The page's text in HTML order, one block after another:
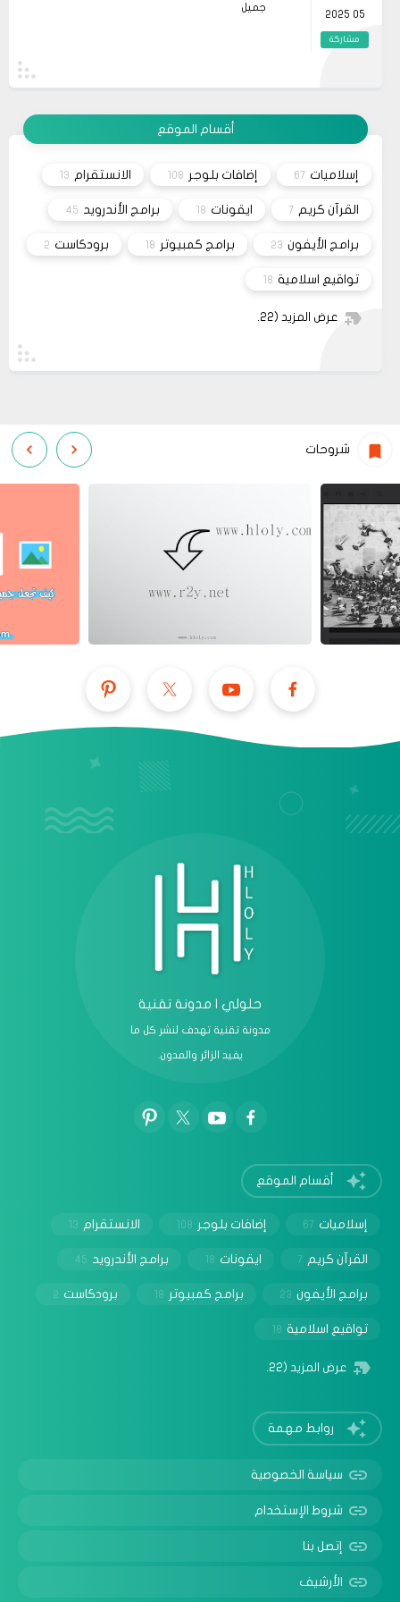
katkı sağlar hem de farklı bakış açıları
05 2025
مشاركة
جميل
مشاركة
ليس هناك أي موقع لشراء القالب مثل خمسات أو
كفيل..، كما أنه ليس هناك مكان للتواصل عبر الفيسبوك
أقسام الموقع
إسلاميات 67 إضافات بلوجر 108 الانستقرام 13
القرآن كريم 7 ايقونات 18 برامج الأندرويد 45
برامج الأيفون 23 برامج كمبيوتر 18 برودكاست 2
تواقيع اسلامية 18
عرض المزيد (22)
شروحات
حلولي | مدونة تقنية
مدونة تقنية تهدف لنشر كل ما
يفيد الزائر والمدون.
أقسام الموقع
إسلاميات 67 إضافات بلوجر 108 الانستقرام 13
القرآن كريم 7 ايقونات 18 برامج الأندرويد 45
برامج الأيفون 23 برامج كمبيوتر 18 برودكاست 2
تواقيع اسلامية 18
عرض المزيد (22)
روابط مهمة
سياسة الخصوصية
شروط الإستخدام
إتصل بنا
الأرشيف